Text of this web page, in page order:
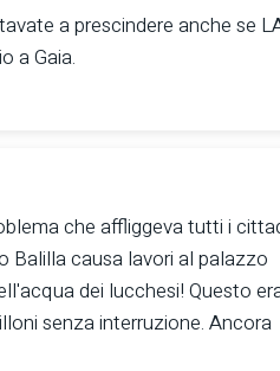
a prescindere anche se
a Gaia.
che affliggeva tutti i
Balilla causa lavori al palazzo
dei lucchesi! Questo
senza interruzione. Ancora